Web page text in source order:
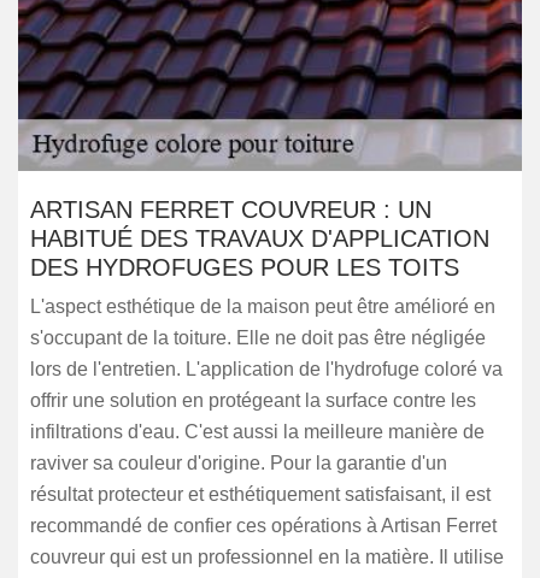
ARTISAN FERRET COUVREUR : UN
HABITUÉ DES TRAVAUX D'APPLICATION
DES HYDROFUGES POUR LES TOITS
L'aspect esthétique de la maison peut être amélioré en
s'occupant de la toiture. Elle ne doit pas être négligée
lors de l'entretien. L'application de l'hydrofuge coloré va
offrir une solution en protégeant la surface contre les
infiltrations d'eau. C'est aussi la meilleure manière de
raviver sa couleur d'origine. Pour la garantie d'un
résultat protecteur et esthétiquement satisfaisant, il est
recommandé de confier ces opérations à Artisan Ferret
couvreur qui est un professionnel en la matière. Il utilise